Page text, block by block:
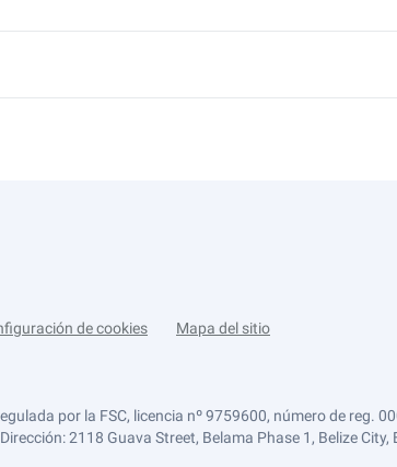
de cookies Mapa del sitio
por la FSC, licencia nº 9759600, número de reg.
2118 Guava Street, Belama Phase 1, Belize City,